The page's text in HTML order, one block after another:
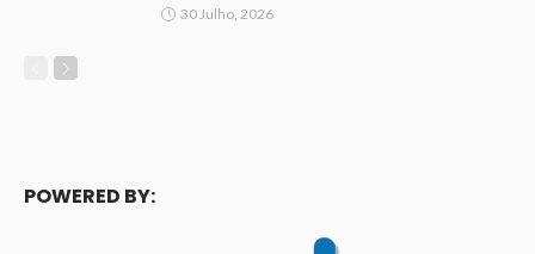
30 Julho, 2026
POWERED BY: